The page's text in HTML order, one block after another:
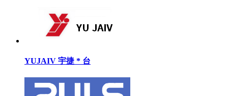
YUJAIV 宇捷 * 台